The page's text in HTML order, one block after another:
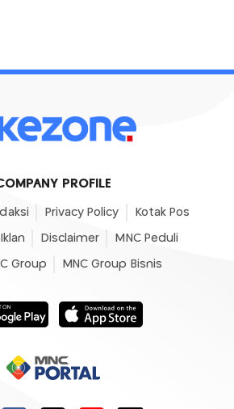
PROFILE
Privacy Policy Kotak Pos
Disclaimer MNC Peduli
Group MNC Group Bisnis